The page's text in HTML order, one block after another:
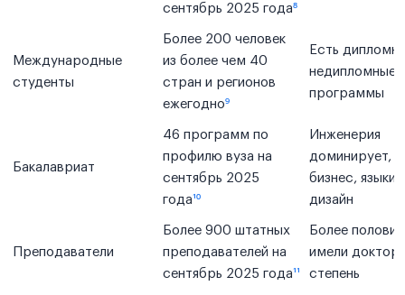
сентябрь 2025 года⁸
Международные
студенты
Более 200 человек
из более чем 40
стран и регионов
ежегодно⁹
Есть
недипломные
программы
Бакалавриат
46 программ по
профилю вуза на
сентябрь 2025
года¹⁰
Инженерия
доминирует,
бизнес, языки
дизайн
Преподаватели
Более 900 штатных
преподавателей на
сентябрь 2025 года¹¹
Более
имели
степень